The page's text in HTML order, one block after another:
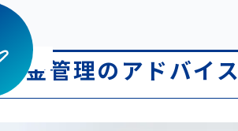
資金管理のアドバイス